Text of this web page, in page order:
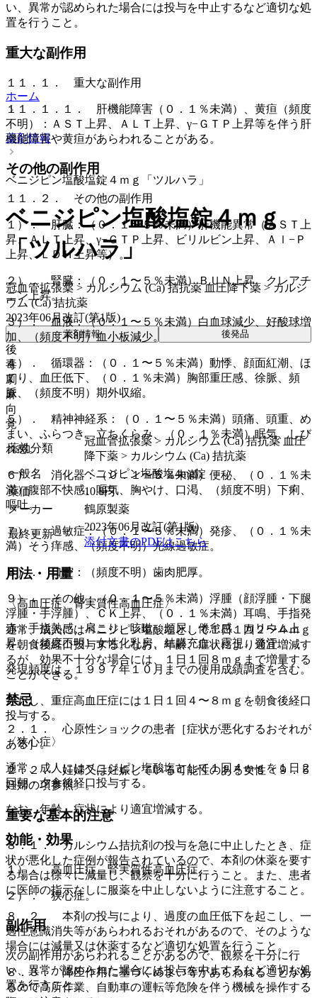
い、異常が認められた場合には投与を中止するなど適切な処
置を行うこと。
重大な副作用
１１．１． 重大な副作用
１１．１．１． 肝機能障害（０．１％未満）、黄疸（頻度
不明）：ＡＳＴ上昇、ＡＬＴ上昇、γ−ＧＴＰ上昇等を伴う肝
機能障害や黄疸があらわれることがある。
その他の副作用
１１．２． その他の副作用
１）． 肝臓：（０．１〜５％未満）肝機能異常（ＡＳＴ上
昇、ＡＬＴ上昇、γ−ＧＴＰ上昇、ビリルビン上昇、Ａｌ−Ｐ
上昇、ＬＤＨ上昇等）。
２）． 腎臓：（０．１〜５％未満）ＢＵＮ上昇、クレアチ
ニン上昇。
３）． 血液：（０．１〜５％未満）白血球減少、好酸球増
加、（頻度不明）血小板減少。
４）． 循環器：（０．１〜５％未満）動悸、顔面紅潮、ほ
てり、血圧低下、（０．１％未満）胸部重圧感、徐脈、頻
脈、（頻度不明）期外収縮。
５）． 精神神経系：（０．１〜５％未満）頭痛、頭重、め
まい、ふらつき、立ちくらみ、（０．１％未満）眠気、しび
れ感。
６）． 消化器：（０．１〜５％未満）便秘、（０．１％未
満）腹部不快感、嘔気、胸やけ、口渇、（頻度不明）下痢、
嘔吐。
７）． 過敏症：（０．１〜５％未満）発疹、（０．１％未
満）そう痒感、（頻度不明）光線過敏症。
８）． 口腔：（頻度不明）歯肉肥厚。
９）． その他：（０．１〜５％未満）浮腫（顔浮腫・下腿
浮腫・手浮腫）、ＣＫ上昇、（０．１％未満）耳鳴、手指発
赤・手指熱感、肩こり、咳嗽、頻尿、倦怠感、カリウム上
昇、（頻度不明）女性化乳房、結膜充血、霧視、発汗。
発現頻度は、１９９７年１０月までの使用成績調査を含む。
禁忌
２．１． 心原性ショックの患者［症状が悪化するおそれが
ある］。
２．２． 妊婦又は妊娠している可能性のある女性〔９．５
妊婦の項参照〕。
重要な基本的注意
８．１． カルシウム拮抗剤の投与を急に中止したとき、症
状が悪化した症例が報告されているので、本剤の休薬を要す
る場合は徐々に減量し、観察を十分に行うこと。また、患者
に医師の指示なしに服薬を中止しないように注意すること。
８．２． 本剤の投与により、過度の血圧低下を起こし、一
過性意識消失等があらわれるおそれがあるので、そのような
場合には減量又は休薬するなど適切な処置を行うこと。
８．３． 降圧作用に基づくめまい等があらわれることがあ
るので高所作業、自動車の運転等危険を伴う機械を操作する
ホーム
薬剤情報
ベニジピン塩酸塩錠４ｍｇ「ツルハラ」
ベニジピン塩酸塩錠４ｍｇ
「ツルハラ」
冠血管拡張薬 > カルシウム (Ca) 拮抗薬 血圧降下薬 > カルシ
ウム (Ca) 拮抗薬
2023年06月改訂(第1版)
薬剤情報 後発品
後
毒
劇
麻
向
覚
薬効分類
冠血管拡張薬 > カルシウム (Ca) 拮抗薬 血圧
降下薬 > カルシウム (Ca) 拮抗薬
一般名
ベニジピン塩酸塩4mg錠
薬価
10.8円
メーカー
鶴原製薬
最終更新
2023年06月改訂(第1版)
添付文書のPDFはこちら
用法・用量
〈高血圧症、腎実質性高血圧症〉
通常、成人にはベニジピン塩酸塩として１日１回２〜４ｍｇ
を朝食後経口投与する。なお、年齢、症状により適宜増減す
るが、効果不十分な場合には、１日１回８ｍｇまで増量する
ことができる。
ただし、重症高血圧症には１日１回４〜８ｍｇを朝食後経口
投与する。
〈狭心症〉
通常、成人にはベニジピン塩酸塩として１回４ｍｇを１日２
回朝・夕食後経口投与する。
なお、年齢、症状により適宜増減する。
効能・効果
１）． 高血圧症、腎実質性高血圧症。
２）． 狭心症。
副作用
次の副作用があらわれることがあるので、観察を十分に行
い、異常が認められた場合には投与を中止するなど適切な処
置を行うこと。